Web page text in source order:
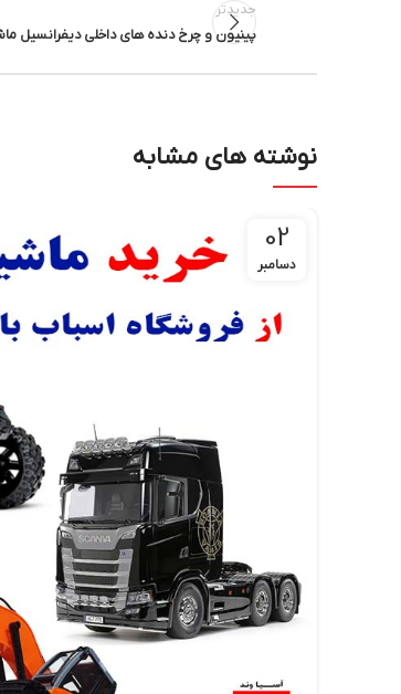
جدیدتر
پینیون و چرخ دنده های داخلی دیفرانسیل
نوشته های مشابه
02
دسامبر